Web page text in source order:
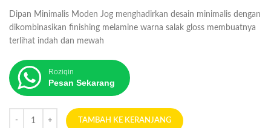
Dipan Minimalis Moden Jog menghadirkan desain minimalis dengan
dikombinasikan finishing melamine warna salak gloss membuatnya
terlihat indah dan mewah
Roziqin
Pesan Sekarang
TAMBAH KE KERANJANG